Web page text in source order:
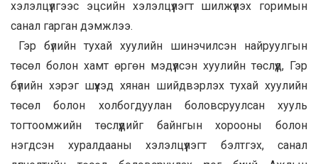
хэлэлцүүлгээс эцсийн хэлэлцүүлэгт шилжүүлэх горимын
санал гарган дэмжлээ.
Гэр бүлийн тухай хуулийн шинэчилсэн найруулгын
төсөл болон хамт өргөн мэдүүлсэн хуулийн төслүүд, Гэр
бүлийн хэрэг шүүхэд хянан шийдвэрлэх тухай хуулийн
төсөл болон холбогдуулан боловсруулсан хууль
тогтоомжийн төслүүдийг байнгын хорооны болон
нэгдсэн хуралдааны хэлэлцүүлэгт бэлтгэх, санал